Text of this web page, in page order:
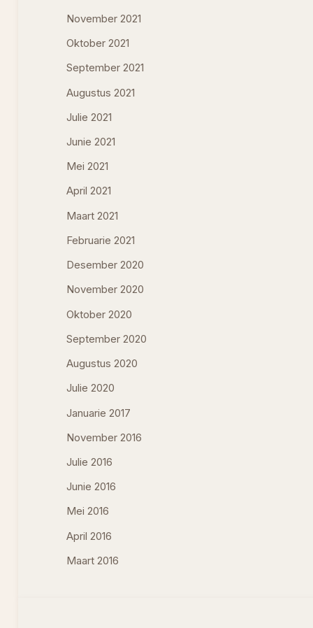
November 2021
Oktober 2021
September 2021
Augustus 2021
Julie 2021
Junie 2021
Mei 2021
April 2021
Maart 2021
Februarie 2021
Desember 2020
November 2020
Oktober 2020
September 2020
Augustus 2020
Julie 2020
Januarie 2017
November 2016
Julie 2016
Junie 2016
Mei 2016
April 2016
Maart 2016